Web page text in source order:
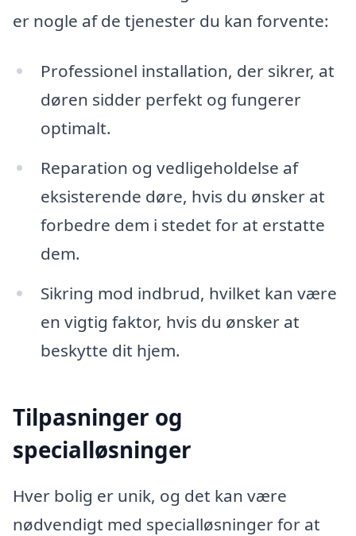
er nogle af de tjenester du kan forvente:
Professionel installation, der sikrer, at
døren sidder perfekt og fungerer
optimalt.
Reparation og vedligeholdelse af
eksisterende døre, hvis du ønsker at
forbedre dem i stedet for at erstatte
dem.
Sikring mod indbrud, hvilket kan være
en vigtig faktor, hvis du ønsker at
beskytte dit hjem.
Tilpasninger og
specialløsninger
Hver bolig er unik, og det kan være
nødvendigt med specialløsninger for at